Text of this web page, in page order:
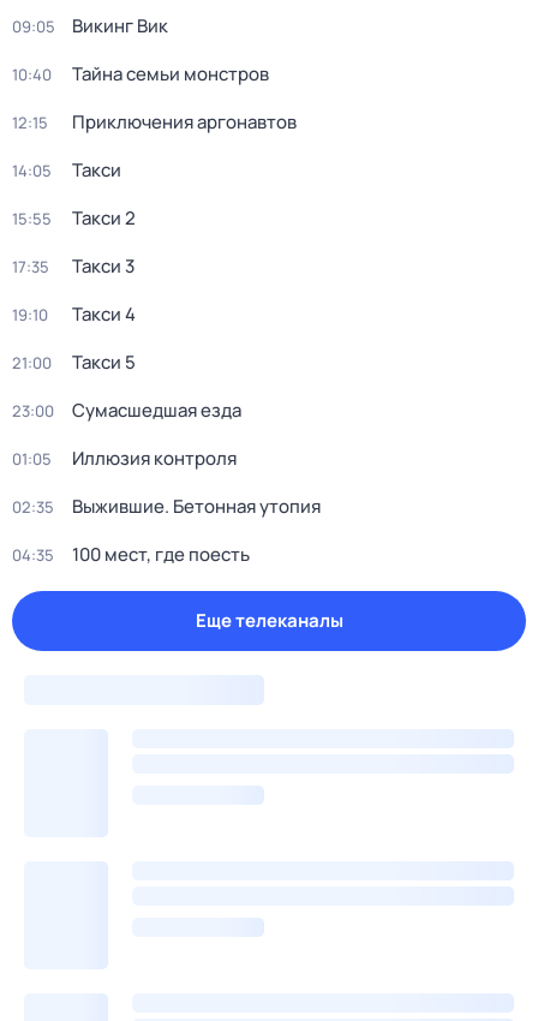
09:05 Викинг Вик
10:40 Тайна семьи монстров
12:15 Приключения аргонавтов
14:05 Такси
15:55 Такси 2
17:35 Такси 3
19:10 Такси 4
21:00 Такси 5
23:00 Сумасшедшая езда
01:05 Иллюзия контроля
02:35 Выжившие. Бетонная утопия
04:35 100 мeст, где пoесть
Еще телеканалы